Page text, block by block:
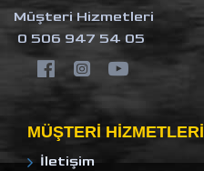
Müşteri Hizmetleri
0 506 947 54 05
MÜŞTERI HIZMETLERI
İletişim